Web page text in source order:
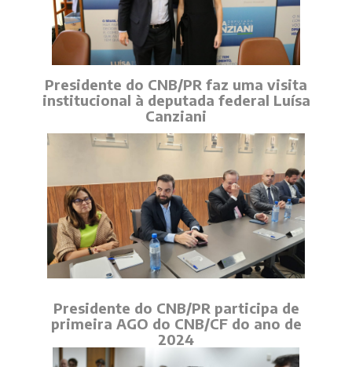
Presidente do CNB/PR faz uma visita
institucional à deputada federal Luísa
Canziani
Presidente do CNB/PR participa de
primeira AGO do CNB/CF do ano de
2024